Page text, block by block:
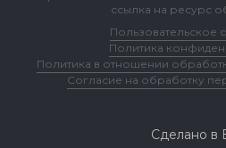
ссылка на ресурс
Пользовательское
Политика
Политика в отношении
Согласие на обработку
Сделано в